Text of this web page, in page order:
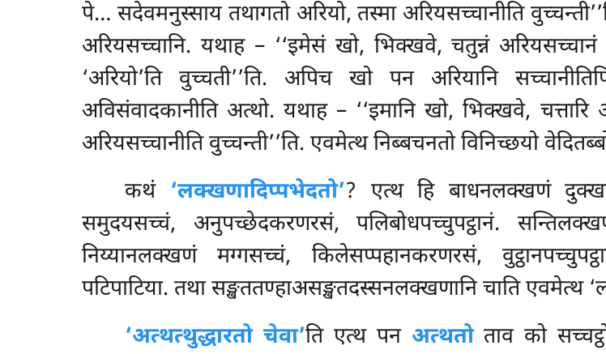
पे… सदेवमनुस्साय तथागतो अरियो, तस्मा अरियसच्चानीति
अरियसच्चानि. यथाह – ‘‘इमेसं खो, भिक्खवे, चतुन्नं
‘अरियो’ति वुच्चती’’ति. अपिच खो पन अरियानि
अविसंवादकानीति अत्थो. यथाह – ‘‘इमानि खो, भिक्खवे,
अरियसच्चानीति वुच्चन्ती’’ति. एवमेत्थ निब्बचनतो विनिच्छयो
कथं ‘लक्खणादिप्पभेदतो’? एत्थ हि बाधनलक्खणं
समुदयसच्चं, अनुपच्छेदकरणरसं, पलिबोधपच्चुपट्ठानं.
निय्यानलक्खणं मग्गसच्चं, किलेसप्पहानकरणरसं,
पटिपाटिया. तथा सङ्खततण्हाअसङ्खतदस्सनलक्खणानि चाति एवमेत्थ
‘अत्थत्थुद्धारतो चेवा’ति एत्थ पन अत्थतोताव को